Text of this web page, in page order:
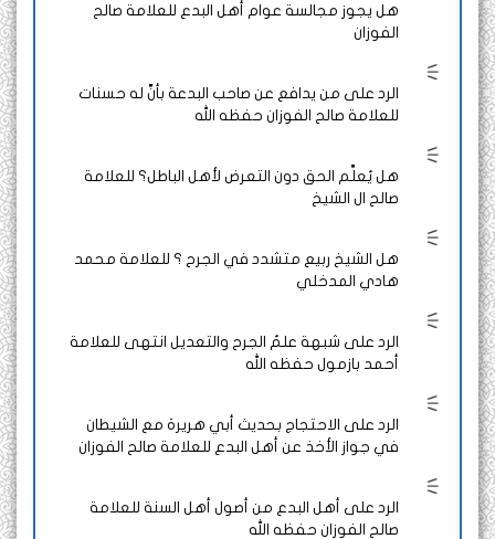
هل يجوز مجالسة عوام أهل البدع للعلامة صالح
الفوزان
الرد على من يدافع عن صاحب البدعة بأنَّ له حسنات
للعلامة صالح الفوزان حفظه الله
هل يُعلَّم الحق دون التعرض لأهل الباطل؟ للعلامة
صالح ال الشيخ
هل الشيخ ربيع متشدد في الجرح ؟ للعلامة محمد
هادي المدخلي
الرد على شبهة علمُ الجرح والتعديل انتهى للعلامة
أحمد بازمول حفظه الله
الرد على الاحتجاج بحديث أبي هريرة مع الشيطان
في جواز الأخذ عن أهل البدع للعلامة صالح الفوزان
الرد على أهل البدع من أصول أهل السنة للعلامة
صالح الفوزان حفظه الله